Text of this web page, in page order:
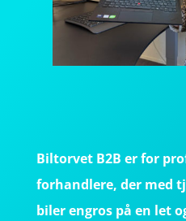
Biltorvet B2B er for
forhandlere, der med
biler engros på en let